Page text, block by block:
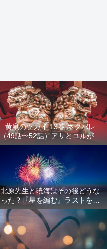
黄泉のツガイ 13巻 ネタバレ
（49話〜52話）アサとユルが家
出！西ノ村の真実とヒカルの決
意を解説
北原先生と暁海はその後どうな
った？『星を編む』ラストをネ
タバレ解説